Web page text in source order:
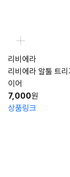
리비에라
리비에라 알툴 트
이어
7,000원
상품링크